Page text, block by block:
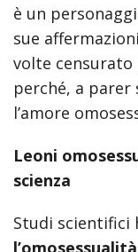
è un
sue
volte
perché, a parer
l’amore
Leoni
scienza
Studi scientifici